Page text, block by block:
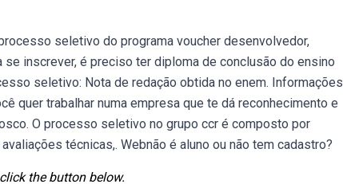
seletivo do programa voucher desenvolvedor,
inscrever, é preciso ter diploma de conclusão do ensino
seletivo: Nota de redação obtida no enem. Informações
quer trabalhar numa empresa que te dá reconhecimento e
O processo seletivo no grupo ccr é composto por
técnicas,. Webnão é aluno ou não tem cadastro?
the button below.